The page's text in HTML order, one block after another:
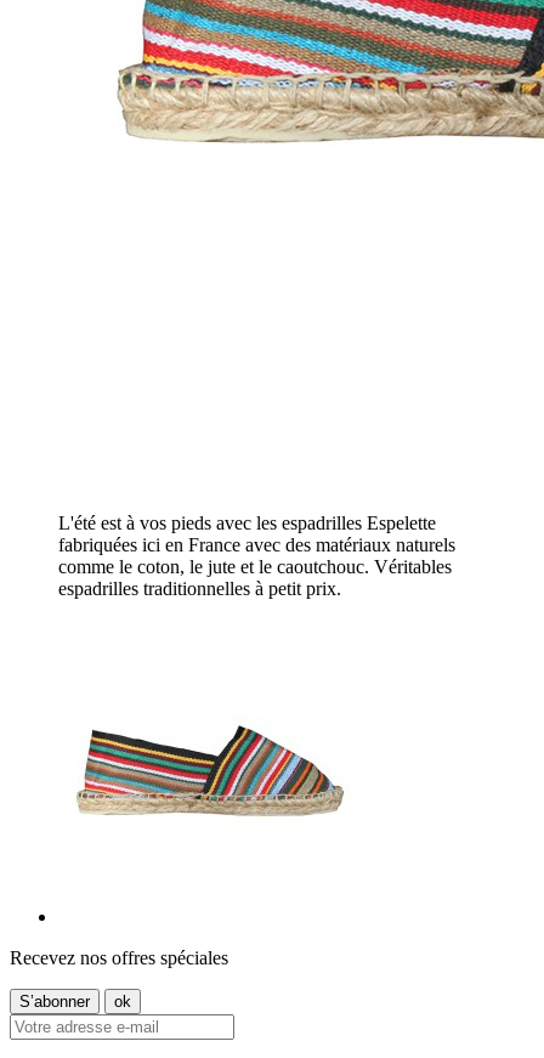
L'été est à vos pieds avec les espadrilles Espelette
fabriquées ici en France avec des matériaux naturels
comme le coton, le jute et le caoutchouc. Véritables
espadrilles traditionnelles à petit prix.
Recevez nos offres spéciales